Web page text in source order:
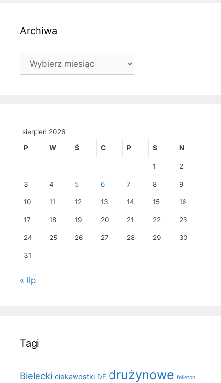
Archiwa
Archiwa
sierpień 2026
P W Ś C P S N
1 2
3 4 5 6 7 8 9
10 11 12 13 14 15 16
17 18 19 20 21 22 23
24 25 26 27 28 29 30
31
« lip
Tagi
Bielecki ciekawostki DE drużynowe felieton